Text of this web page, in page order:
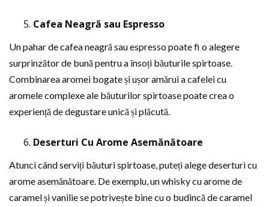
Cafea Neagră sau Espresso
Un pahar de cafea neagră sau espresso poate fi o alegere
surprinzător de bună pentru a însoți băuturile spirtoase.
Combinarea aromei bogate și ușor amărui a cafelei cu
aromele complexe ale băuturilor spirtoase poate crea o
experiență de degustare unică și plăcută.
Deserturi Cu Arome Asemănătoare
Atunci când serviți băuturi spirtoase, puteți alege deserturi cu
arome asemănătoare. De exemplu, un whisky cu arome de
caramel și vanilie se potrivește bine cu o budincă de caramel